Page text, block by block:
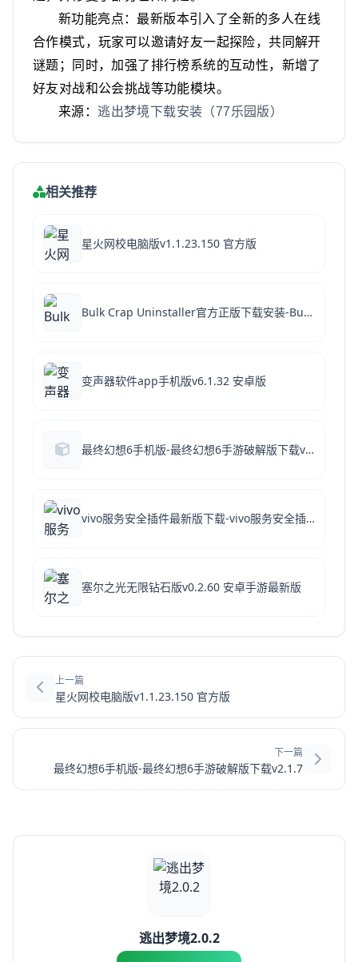
新功能亮点：最新版本引入了全新的多人在线
合作模式，玩家可以邀请好友一起探险，共同解开
谜题；同时，加强了排行榜系统的互动性，新增了
好友对战和公会挑战等功能模块。
来源：逃出梦境下载安装（77乐园版）
相关推荐
星火网校电脑版v1.1.23.150 官方版
Bulk Crap Uninstaller官方正版下载安装-Bulk Crap Uninstaller(批量卸载软件)下载 v5.8电脑版
变声器软件app手机版v6.1.32 安卓版
最终幻想6手机版-最终幻想6手游破解版下载v2.1.7
vivo服务安全插件最新版下载-vivo服务安全插件官方破解版下载 v7.0.4.0安卓版
塞尔之光无限钻石版v0.2.60 安卓手游最新版
上一篇
星火网校电脑版v1.1.23.150 官方版
下一篇
最终幻想6手机版-最终幻想6手游破解版下载v2.1.7
逃出梦境2.0.2